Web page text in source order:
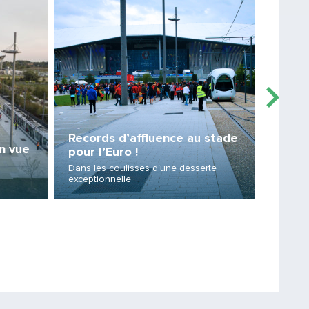
PARTAGER
Lire la suite
vue
Records d’affluence au stade
pour l’Euro !
Dans les coulisses d'une desserte
exceptionnelle